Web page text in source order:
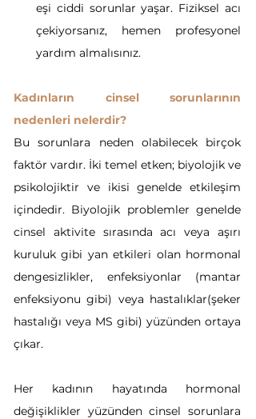
eşi ciddi sorunlar yaşar. Fiziksel acı
çekiyorsanız, hemen profesyonel
yardım almalısınız.
Kadınların cinsel sorunlarının
nedenleri nelerdir?
Bu sorunlara neden olabilecek birçok
faktör vardır. İki temel etken; biyolojik ve
psikolojiktir ve ikisi genelde etkileşim
içindedir. Biyolojik problemler genelde
cinsel aktivite sırasında acı veya aşırı
kuruluk gibi yan etkileri olan hormonal
dengesizlikler, enfeksiyonlar (mantar
enfeksiyonu gibi) veya hastalıklar(şeker
hastalığı veya MS gibi) yüzünden ortaya
çıkar.
Her kadının hayatında hormonal
değişiklikler yüzünden cinsel sorunlara